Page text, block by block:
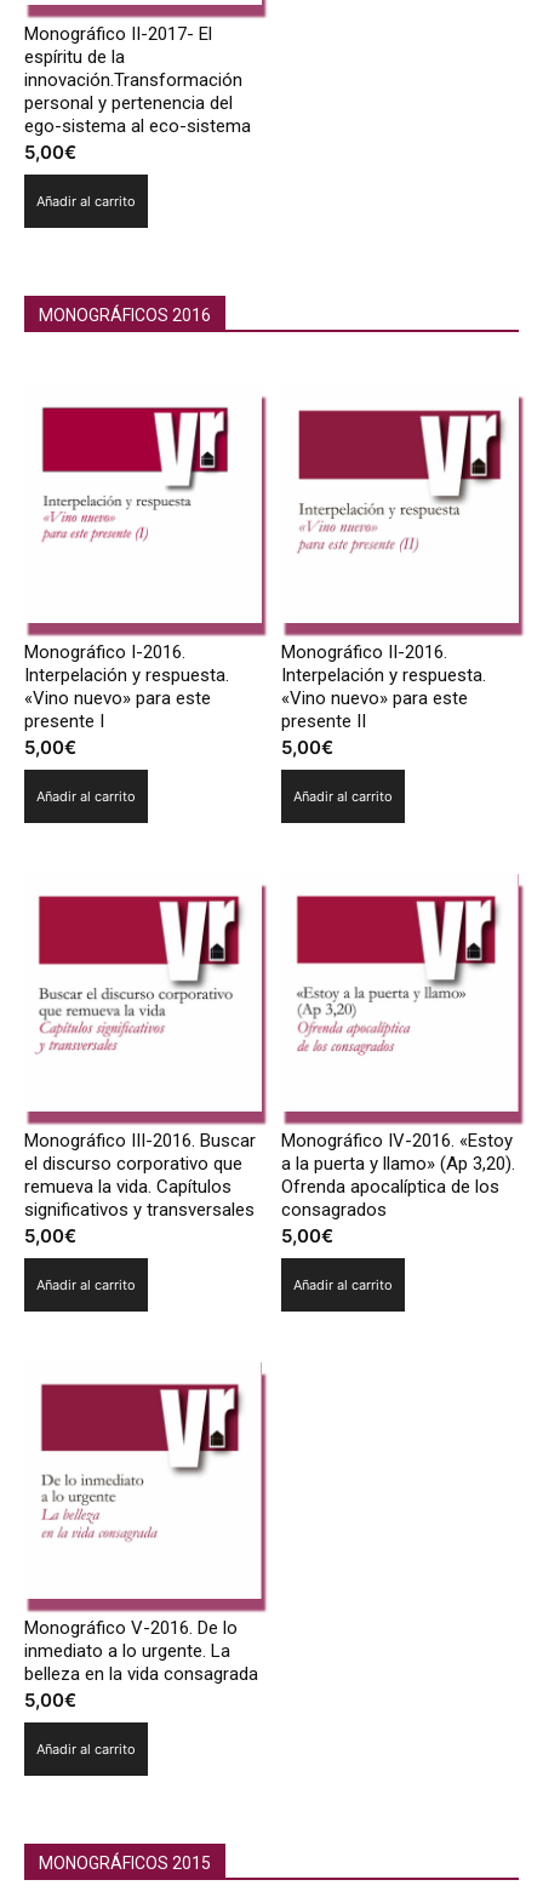
Monográfico II-2017- El
espíritu de la
innovación.Transformación
personal y pertenencia del
ego-sistema al eco-sistema
5,00€
Añadir al carrito
MONOGRÁFICOS 2016
Monográfico I-2016.
Interpelación y respuesta.
«Vino nuevo» para este
presente I
5,00€
Añadir al carrito
Monográfico II-2016.
Interpelación y respuesta.
«Vino nuevo» para este
presente II
5,00€
Añadir al carrito
Monográfico III-2016. Buscar
el discurso corporativo que
remueva la vida. Capítulos
significativos y transversales
5,00€
Añadir al carrito
Monográfico IV-2016. «Estoy
a la puerta y llamo» (Ap 3,20).
Ofrenda apocalíptica de los
consagrados
5,00€
Añadir al carrito
Monográfico V-2016. De lo
inmediato a lo urgente. La
belleza en la vida consagrada
5,00€
Añadir al carrito
MONOGRÁFICOS 2015